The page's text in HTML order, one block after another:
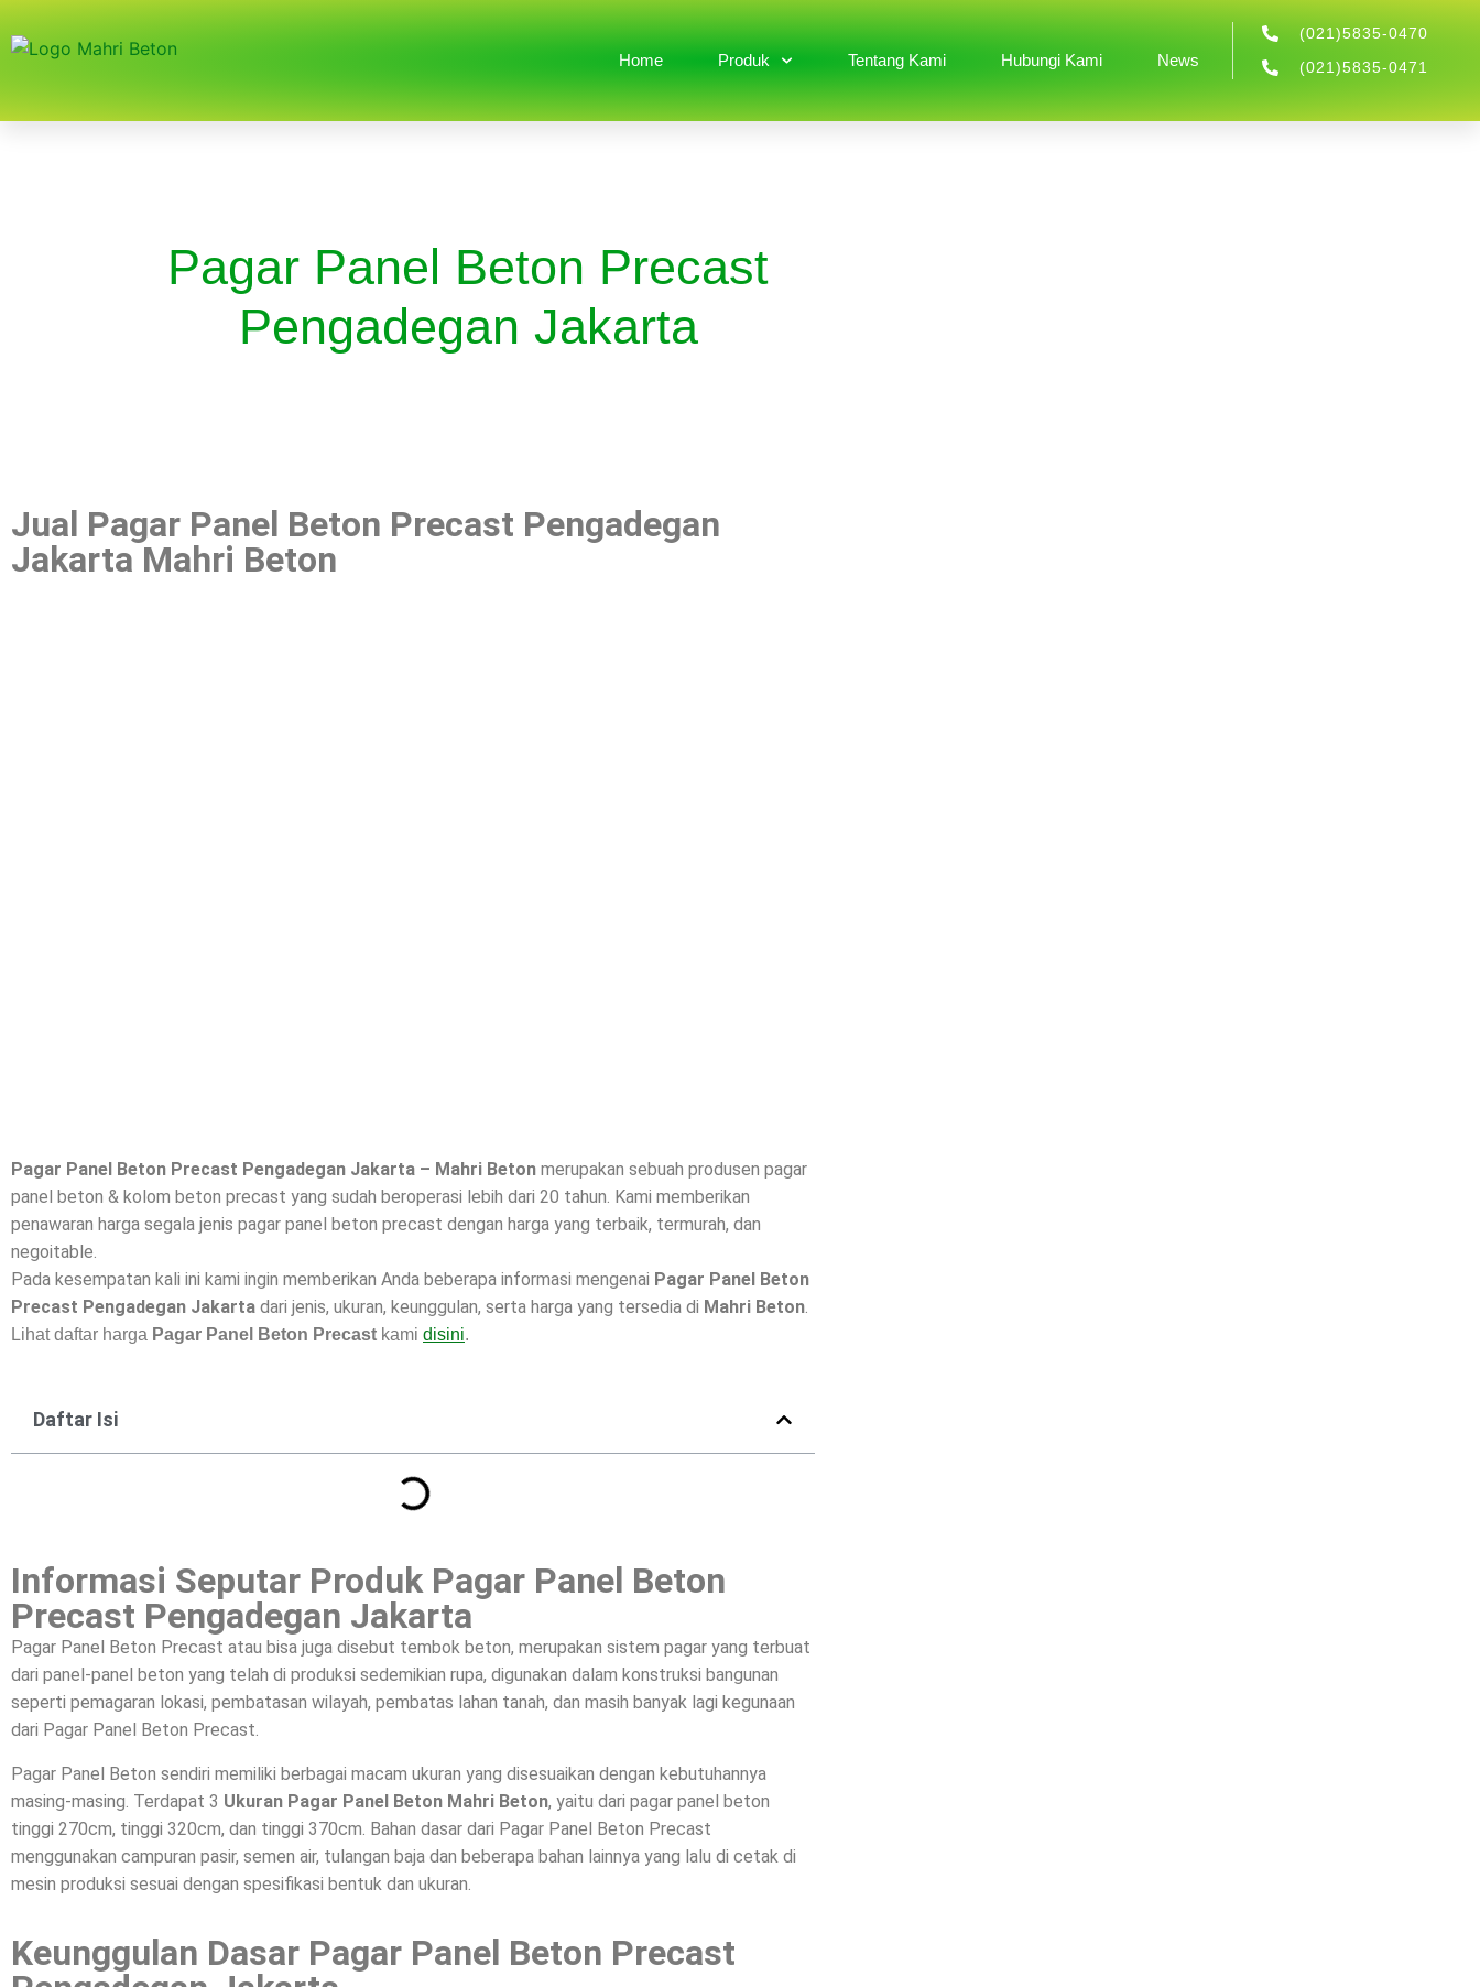
Home Produk Tentang Kami Hubungi Kami News
(021)5835-0470
(021)5835-0471
Pagar Panel Beton Precast
Pengadegan Jakarta
Jual Pagar Panel Beton Precast Pengadegan
Jakarta Mahri Beton
Pagar Panel Beton Precast Pengadegan Jakarta – Mahri Beton merupakan sebuah produsen pagar
panel beton & kolom beton precast yang sudah beroperasi lebih dari 20 tahun. Kami memberikan
penawaran harga segala jenis pagar panel beton precast dengan harga yang terbaik, termurah, dan
negoitable.
Pada kesempatan kali ini kami ingin memberikan Anda beberapa informasi mengenai Pagar Panel Beton
Precast Pengadegan Jakarta dari jenis, ukuran, keunggulan, serta harga yang tersedia di Mahri Beton.
Lihat daftar harga Pagar Panel Beton Precast kami disini.
Daftar Isi
Informasi Seputar Produk Pagar Panel Beton
Precast Pengadegan Jakarta
Pagar Panel Beton Precast atau bisa juga disebut tembok beton, merupakan sistem pagar yang terbuat
dari panel-panel beton yang telah di produksi sedemikian rupa, digunakan dalam konstruksi bangunan
seperti pemagaran lokasi, pembatasan wilayah, pembatas lahan tanah, dan masih banyak lagi kegunaan
dari Pagar Panel Beton Precast.
Pagar Panel Beton sendiri memiliki berbagai macam ukuran yang disesuaikan dengan kebutuhannya
masing-masing. Terdapat 3 Ukuran Pagar Panel Beton Mahri Beton, yaitu dari pagar panel beton
tinggi 270cm, tinggi 320cm, dan tinggi 370cm. Bahan dasar dari Pagar Panel Beton Precast
menggunakan campuran pasir, semen air, tulangan baja dan beberapa bahan lainnya yang lalu di cetak di
mesin produksi sesuai dengan spesifikasi bentuk dan ukuran.
Keunggulan Dasar Pagar Panel Beton Precast